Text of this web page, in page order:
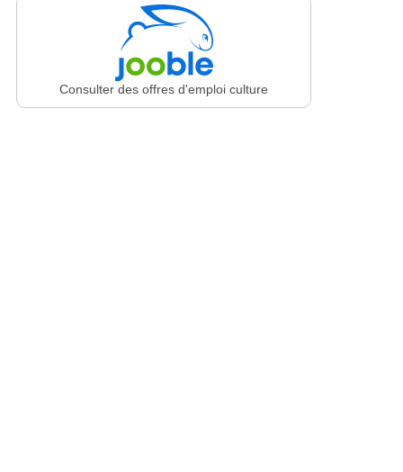
Consulter des offres d'emploi culture